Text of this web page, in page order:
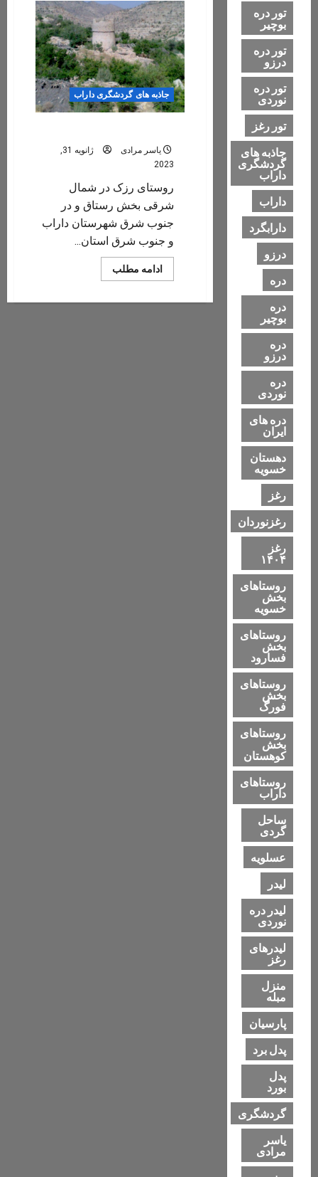
چشمه
گلابی
(شهرستان
داراب
،
بخش
فسارود
)
جاذبه های گردشگری داراب
یاسر مرادی
ژانویه 31,
2023
روستای رزک در شمال
شرقی بخش رستاق و در
جنوب شرق شهرستان داراب
و جنوب شرق استان...
ادامه مطلب
more
تور دره
بوچیر
تور دره
درزو
تور دره
نوردی
تور رغز
جاذبه های
گردشگری
داراب
داراب
دارابگرد
درزو
دره
دره
بوچیر
دره
درزو
دره
نوردی
دره های
ایران
دهستان
خسویه
رغز
رغزنوردان
رغز
۱۴۰۴
روستاهای
بخش
خسویه
روستاهای
بخش
فسارود
روستاهای
بخش
فورگ
روستاهای
بخش
کوهستان
روستاهای
داراب
ساحل
گردی
عسلویه
لیدر
لیدر دره
نوردی
لیدرهای
رغز
منزل
مبله
پارسیان
پدل برد
پدل
بورد
گردشگری
یاسر
مرادی